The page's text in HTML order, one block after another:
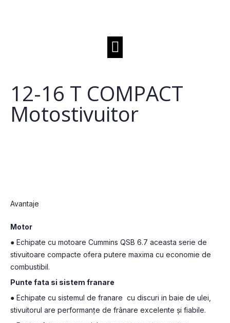
12-16 T COMPACT
Motostivuitor
Avantaje
Motor
● Echipate cu motoare Cummins QSB 6.7 aceasta serie de
stivuitoare compacte ofera putere maxima cu economie de
combustibil.
Punte fata si sistem franare
● Echipate cu sistemul de franare cu discuri in baie de ulei,
stivuitorul are performanțe de frânare excelente și fiabile.